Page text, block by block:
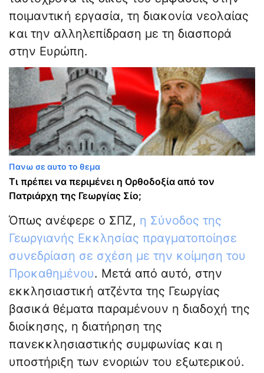
ποιμαντική εργασία, τη διακονία νεολαίας
και την αλληλεπίδραση με τη διασπορά
στην Ευρώπη.
Πανω σε αυτο το θεμα
Τι πρέπει να περιμένει η Ορθοδοξία από τον
Πατριάρχη της Γεωργίας Σίο;
Όπως ανέφερε ο ΣΠΖ, η Σύνοδος της
Γεωργιανής Εκκλησίας πραγματοποίησε
συνεδρίαση σε σχέση με την κοίμηση του
Προκαθημένου. Μετά από αυτό, στην
εκκλησιαστική ατζέντα της Γεωργίας
βασικά θέματα παραμένουν η διαδοχή της
διοίκησης, η διατήρηση της
πανεκκλησιαστικής συμφωνίας και η
υποστήριξη των ενοριών του εξωτερικού.